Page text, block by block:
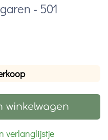
- 501
winkelwagen
verlanglijstje